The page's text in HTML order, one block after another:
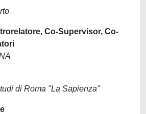
Co-Supervisor, Co-
di Roma "La Sapienza"